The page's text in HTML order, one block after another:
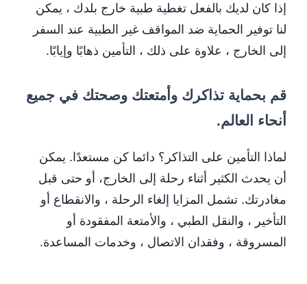
إذا كان لديك بالفعل تغطية طبية خارج بلدك ، يمكن
لنا توفير الحماية ضد المواقف غير الطبية عند السفر
إلى الخارج ، علاوة على ذلك ، التأمين ذهابًا وإيابًا.
قم بحماية تذاكرك وأمتعتك وصحتك في جميع
أنحاء العالم.
لماذا التأمين على التذاكر؟ دائما كن مستعدًا. يمكن
أن يحدث الكثير أثناء رحلة إلى الخارج، أو حتى قبل
مغادرتك. تشمل المزايا إلغاء الرحلة ، والانقطاع أو
التأخير ، والنقل الطبي ، والأمتعة المفقودة أو
المسروقة ، وفقدان الاتصال ، وخدمات المساعدة.